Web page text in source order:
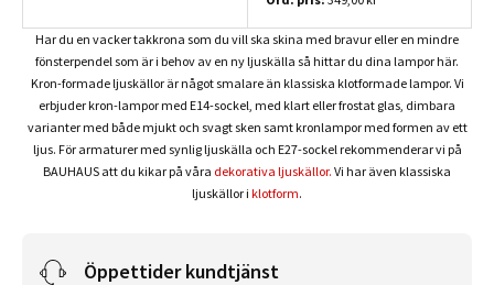
Har du en vacker takkrona som du vill ska skina med bravur eller en mindre
fönsterpendel som är i behov av en ny ljuskälla så hittar du dina lampor här.
Kron-formade ljuskällor är något smalare än klassiska klotformade lampor. Vi
erbjuder kron-lampor med E14-sockel, med klart eller frostat glas, dimbara
varianter med både mjukt och svagt sken samt kronlampor med formen av ett
ljus. För armaturer med synlig ljuskälla och E27-sockel rekommenderar vi på
BAUHAUS att du kikar på våra dekorativa ljuskällor. Vi har även klassiska
ljuskällor i klotform.
Öppettider kundtjänst